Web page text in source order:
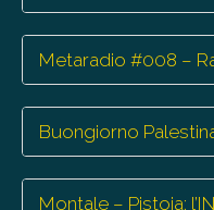
Metaradio #008 –
Buongiorno
Montale – Pistoia: